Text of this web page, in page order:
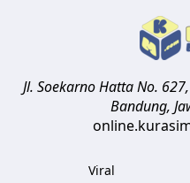
Jl. Soekarno Hatta No.
Bandung,
Viral